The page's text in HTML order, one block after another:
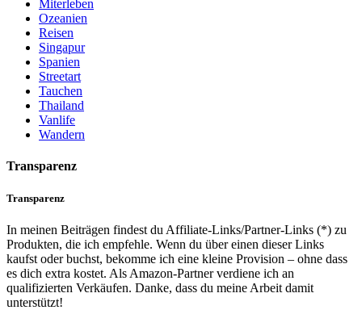
Miterleben
Ozeanien
Reisen
Singapur
Spanien
Streetart
Tauchen
Thailand
Vanlife
Wandern
Transparenz
Transparenz
In meinen Beiträgen findest du Affiliate-Links/Partner-Links (*) zu
Produkten, die ich empfehle. Wenn du über einen dieser Links
kaufst oder buchst, bekomme ich eine kleine Provision – ohne dass
es dich extra kostet. Als Amazon-Partner verdiene ich an
qualifizierten Verkäufen. Danke, dass du meine Arbeit damit
unterstützt!